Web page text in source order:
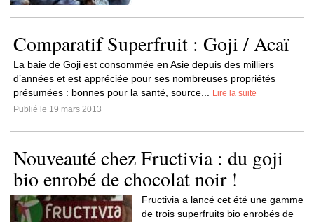
Comparatif Superfruit : Goji / Acaï
La baie de Goji est consommée en Asie depuis des milliers
d’années et est appréciée pour ses nombreuses propriétés
présumées : bonnes pour la santé, source...
Lire la suite
Publié le 19 mars 2013
Nouveauté chez Fructivia : du goji
bio enrobé de chocolat noir !
Fructivia a lancé cet été une gamme
de trois superfruits bio enrobés de